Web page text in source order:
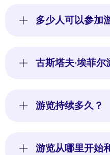
多少人可以参加
古斯塔夫·埃菲
游览持续多久？
游览从哪里开始